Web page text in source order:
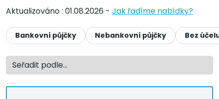
Aktualizováno : 01.08.2026 - Jak řadíme nabídky?
Bankovní půjčky Nebankovní půjčky Bez